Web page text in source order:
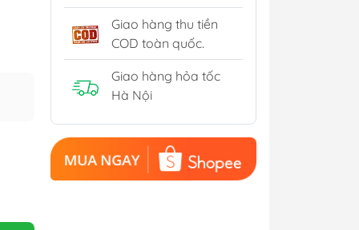
Giao hàng thu tiền
COD toàn quốc.
Giao hàng hỏa tốc
Hà Nội